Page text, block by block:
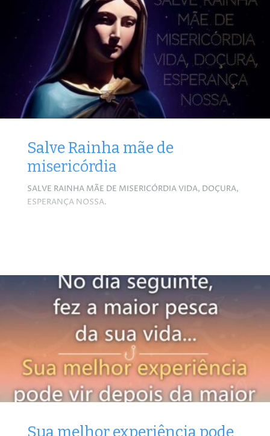
Salve Rainha mãe de
misericórdia
SALVE RAINHA MÃE DE MISERICÓRDIA VIDA, DOÇURA,
ESPERANÇA NOSSA.
Sua melhor experiência pode